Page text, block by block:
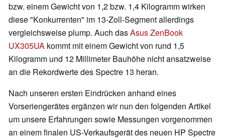
bzw. einem Gewicht von 1,2 bzw. 1,4 Kilogramm wirken
diese "Konkurrenten" im 13-Zoll-Segment allerdings
vergleichsweise plump. Auch dasAsus ZenBook
UX305UA kommt mit einem Gewicht von rund 1,5
Kilogramm und 12 Millimeter Bauhöhe nicht ansatzweise
an die Rekordwerte des Spectre 13 heran.
Nach unseren ersten Eindrücken anhand eines
Vorseriengerätes ergänzen wir nun den folgenden Artikel
um unsere Erfahrungen sowie Messungen vorgenommen
an einem finalen US-Verkaufsgerät des neuen HP Spectre